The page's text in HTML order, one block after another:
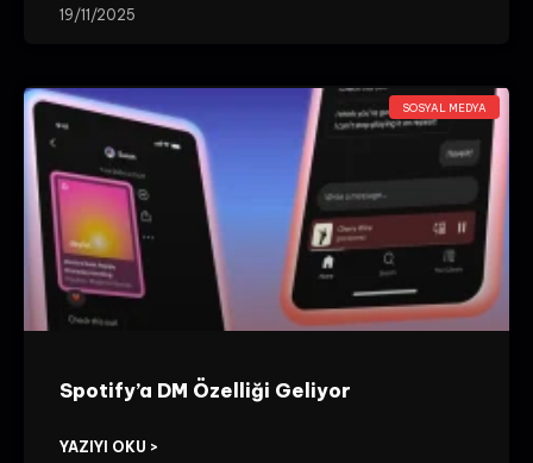
19/11/2025
SOSYAL MEDYA
Spotify’a DM Özelliği Geliyor
YAZIYI OKU >